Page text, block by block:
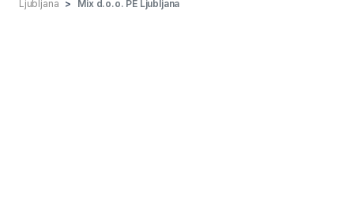
Ljubljana Mix d.o.o. PE Ljubljana